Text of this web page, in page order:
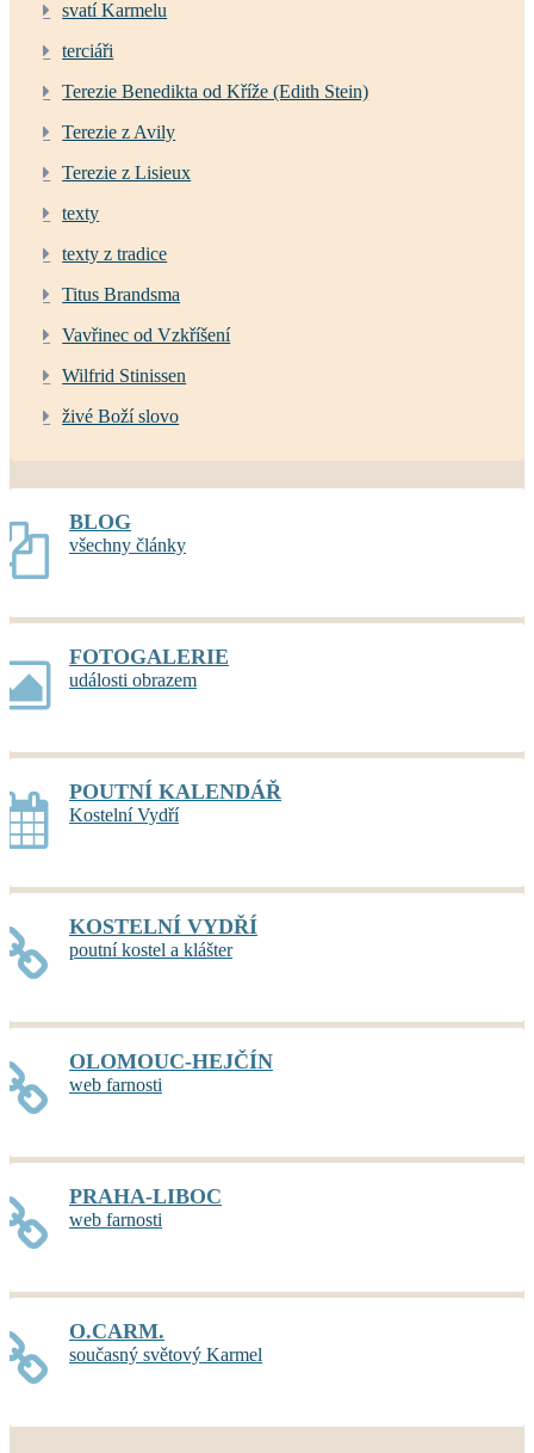
svatí Karmelu
terciáři
Terezie Benedikta od Kříže (Edith Stein)
Terezie z Avily
Terezie z Lisieux
texty
texty z tradice
Titus Brandsma
Vavřinec od Vzkříšení
Wilfrid Stinissen
živé Boží slovo
BLOG
všechny články
FOTOGALERIE
události obrazem
POUTNÍ KALENDÁŘ
Kostelní Vydří
KOSTELNÍ VYDŘÍ
poutní kostel a klášter
OLOMOUC-HEJČÍN
web farnosti
PRAHA-LIBOC
web farnosti
O.CARM.
současný světový Karmel